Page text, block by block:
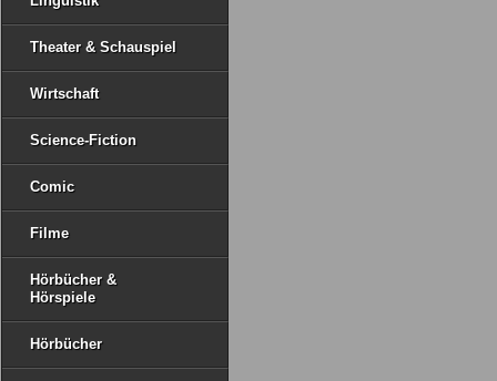
Theater & Schauspiel
Wirtschaft
Science-Fiction
Comic
Filme
Hörbücher &
Hörspiele
Hörbücher